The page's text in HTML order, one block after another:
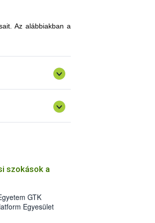
Az alábbiakban a
szokások a
GTK
Egyesület
A